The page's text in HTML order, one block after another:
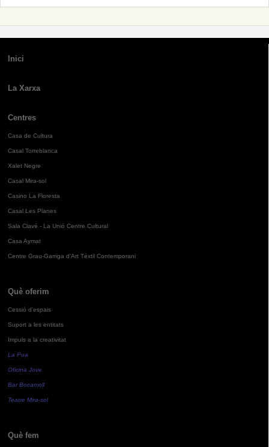
Inici
La Xarxa
Centres
Casa de Cultura
Casal Torreblanca
Xalet Negre
Casal Mira-sol
Casino La Floresta
Casal Les Planes
Sala Clavé - La Unió Centre Cultural
Casa Aymat
Centre Grau-Garriga d'Art Tèxtil Contemporani
Què oferim
Cessió d'espais
Suport a les entitats
Impuls a la creativitat
La Pua
Oficina Jove
Bar Bocamoll
Teatre Mira-sol
Què fem